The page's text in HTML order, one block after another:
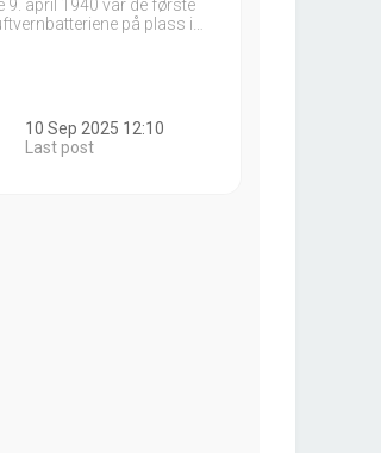
9. april 1940 var de første
på plass i…
10 Sep 2025 12:10
Last post